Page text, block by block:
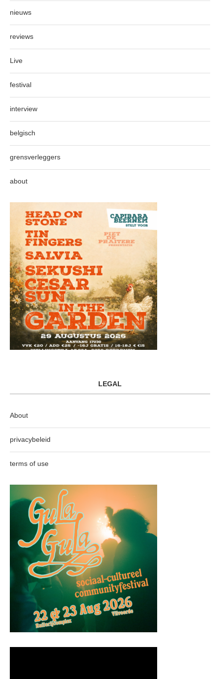
nieuws
reviews
Live
festival
interview
belgisch
grensverleggers
about
LEGAL
About
privacybeleid
terms of use